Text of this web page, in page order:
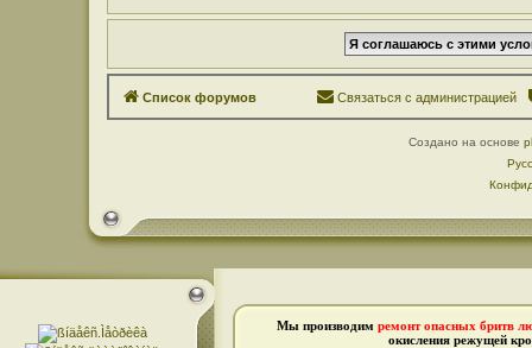
Список форумов Связаться с администрацией
Создано на основе
Мы производим ремонт опасных бритв
окисления режущей